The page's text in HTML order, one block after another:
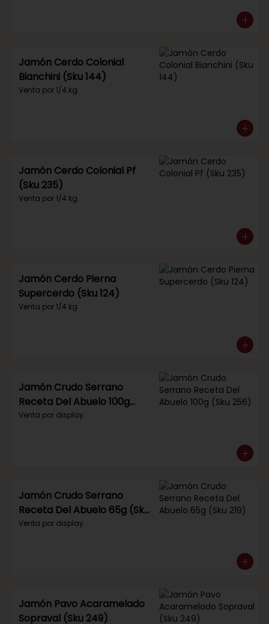
Jamón Cerdo Colonial
Bianchini (Sku 144)
Venta por 1/4 kg.
Jamón Cerdo Colonial Pf
(Sku 235)
Venta por 1/4 kg.
Jamón Cerdo Pierna
Supercerdo (Sku 124)
Venta por 1/4 kg.
Jamón Crudo Serrano
Receta Del Abuelo 100g
(Sku 256)
Venta por display.
Jamón Crudo Serrano
Receta Del Abuelo 65g (Sku
219)
Venta por display.
Jamón Pavo Acaramelado
Sopraval (Sku 249)